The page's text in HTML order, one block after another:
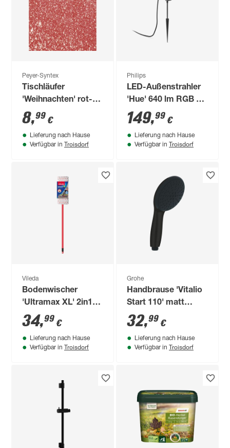
Peyer-Syntex
Tischläufer
'Weihnachten' rot-
silber 40 x 150 cm
8,99 €
Lieferung nach Hause
Verfügbar in Troisdorf
Philips
LED-Außenstrahler
'Hue' 640 lm RGB -
tunable white IP 65
149,99 €
Lieferung nach Hause
Verfügbar in Troisdorf
Vileda
Bodenwischer
'Ultramax XL' 2in1
Microfaser
Teleskopstiel
34,99 €
Lieferung nach Hause
Verfügbar in Troisdorf
Grohe
Handbrause 'Vitalio
Start 110' matt
schwarz 2
Strahlarten
32,99 €
Lieferung nach Hause
Verfügbar in Troisdorf